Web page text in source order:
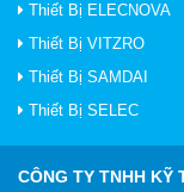
Thiết Bị ELECNOVA
Thiết Bị VITZRO
Thiết Bị SAMDAI
Thiết Bị SELEC
CÔNG TY TNHH KỸ